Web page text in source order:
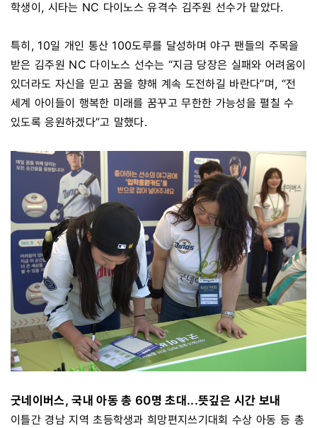
학생이, 시타는 NC 다이노스 유격수 김주원 선수가 맡았다.
특히, 10일 개인 통산 100도루를 달성하며 야구 팬들의 주목을
받은 김주원 NC 다이노스 선수는 “지금 당장은 실패와 어려움이
있더라도 자신을 믿고 꿈을 향해 계속 도전하길 바란다”며, “전
세계 아이들이 행복한 미래를 꿈꾸고 무한한 가능성을 펼칠 수
있도록 응원하겠다”고 말했다.
굿네이버스, 국내 아동 총 60명 초대...뜻깊은 시간 보내
이틀간 경남 지역 초등학생과 희망편지쓰기대회 수상 아동 등 총